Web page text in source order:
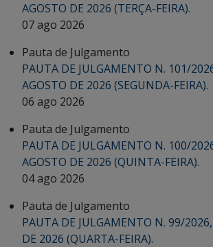
AGOSTO DE 2026 (TERÇA-FEIRA).
07 ago 2026
Pauta de Julgamento
PAUTA DE JULGAMENTO N. 101/
AGOSTO DE 2026 (SEGUNDA-FEIRA).
06 ago 2026
Pauta de Julgamento
PAUTA DE JULGAMENTO N. 100/
AGOSTO DE 2026 (QUINTA-FEIRA).
04 ago 2026
Pauta de Julgamento
PAUTA DE JULGAMENTO N. 99/
DE 2026 (QUARTA-FEIRA).